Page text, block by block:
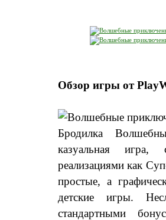
Обзор игры от
Бродилка
казуальная
реализациями как
простые, а
детские игры.
стандартными